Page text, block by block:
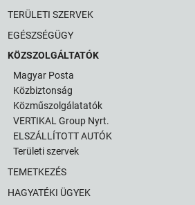
TERÜLETI SZERVEK
EGÉSZSÉGÜGY
KÖZSZOLGÁLTATÓK
Magyar Posta
Közbiztonság
Közműszolgálatatók
VERTIKAL Group Nyrt.
ELSZÁLLÍTOTT AUTÓK
Területi szervek
TEMETKEZÉS
HAGYATÉKI ÜGYEK